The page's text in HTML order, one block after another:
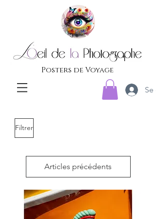
Posters de Voyage
Se
Filtrer
Articles précédents